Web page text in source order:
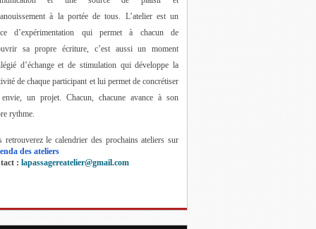
à la portée de tous. L’atelier est un
d’expérimentation qui permet à chacun de
sa propre écriture, c’est aussi un moment
d’échange et de stimulation qui développe la
de chaque participant et lui permet de concrétiser
un projet. Chacun, chacune avance à son
rythme.
retrouverez le calendrier des prochains ateliers sur
des ateliers
: lapassagereatelier@gmail.com